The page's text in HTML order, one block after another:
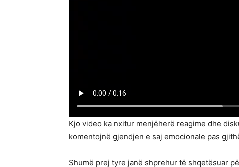
Kjo video ka nxitur menjëherë reagime dhe
komentojnë gjendjen e saj emocionale pas
Shumë prej tyre janë shprehur të shqetësuar